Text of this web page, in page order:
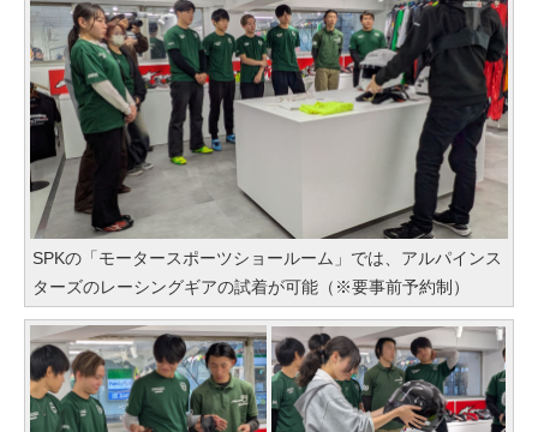
SPKの「モータースポーツショールーム」では、アルパインス
ターズのレーシングギアの試着が可能（※要事前予約制）